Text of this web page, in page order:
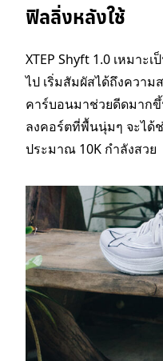
ฟิลลิ่งหลังใช้
XTEP Shyft 1.0 เหมาะ
ไป เริ่มสัมผัสได้ถึงควา
คาร์บอนมาช่วยดีดมากขึ้
ลงคอร์ตที่พื้นนุ่มๆ จะได้
ประมาณ 10K กำลังสวย